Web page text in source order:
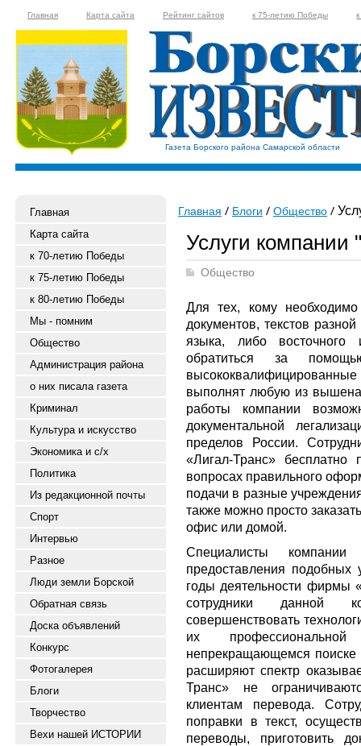
Главная Карта сайта Рейтинг сайтов к 75-летию Победы
Газета Борского района Самарской области
Главная
Карта сайта
к 70-летию Победы
к 75-летию Победы
к 80-летию Победы
Мы - помним
Общество
Администрация района
о них писала газета
Криминал
Культура и искусство
Экономика и с/х
Политика
Из редакционной почты
Спорт
Интервью
Разное
Люди земли Борской
Обратная связь
Доска объявлений
Конкурс
Фотогалерея
Блоги
Творчество
Вехи нашей ИСТОРИИ
Главная Блоги Общество
Услуги компании
Общество
Для тех, кому
документов, текстов
языка, либо восточного
обратиться за
выполнят любую из
работы компании
документальной
пределов России.
«Лигал-Транс» бесплатно
вопросах правильного
подачи в разные
также можно просто
офис или домой.
Специалисты
предоставления подобных
годы деятельности фирмы
сотрудники данной
совершенствовать
их
непрекращающемся поиске
расширяют спектр
Транс» не
клиентам перевода.
поправки в текст,
переводы, приготовить